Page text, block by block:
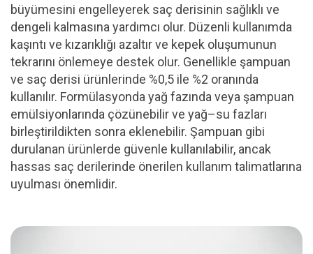
büyümesini engelleyerek saç derisinin sağlıklı ve
dengeli kalmasına yardımcı olur. Düzenli kullanımda
kaşıntı ve kızarıklığı azaltır ve kepek oluşumunun
tekrarını önlemeye destek olur. Genellikle şampuan
ve saç derisi ürünlerinde %0,5 ile %2 oranında
kullanılır. Formülasyonda yağ fazında veya şampuan
emülsiyonlarında çözünebilir ve yağ–su fazları
birleştirildikten sonra eklenebilir. Şampuan gibi
durulanan ürünlerde güvenle kullanılabilir, ancak
hassas saç derilerinde önerilen kullanım talimatlarına
uyulması önemlidir.